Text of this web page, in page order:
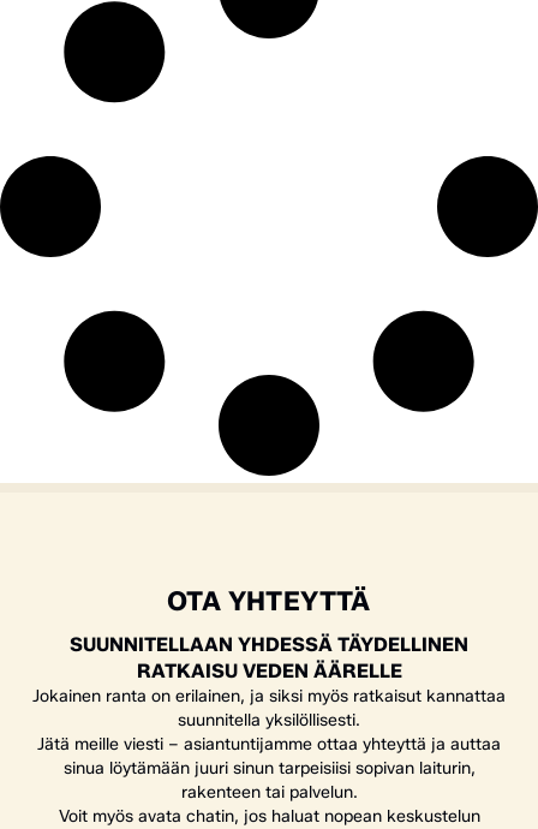
OTA YHTEYTTÄ
SUUNNITELLAAN YHDESSÄ TÄYDELLINEN
RATKAISU VEDEN ÄÄRELLE
Jokainen ranta on erilainen, ja siksi myös ratkaisut kannattaa
suunnitella yksilöllisesti.
Jätä meille viesti – asiantuntijamme ottaa yhteyttä ja auttaa
sinua löytämään juuri sinun tarpeisiisi sopivan laiturin,
rakenteen tai palvelun.
Voit myös avata chatin, jos haluat nopean keskustelun